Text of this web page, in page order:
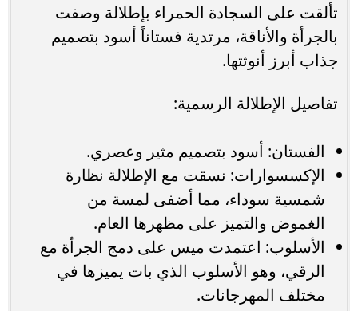
تألقت على السجادة الحمراء بإطلالة وصفت
بالجرأة والأناقة، مرتدية فستاناً أسود بتصميم
جذاب أبرز أنوثتها.
تفاصيل الإطلالة الرسمية:
الفستان: أسود بتصميم مثير وعصري.
الإكسسوارات: نسقت مع الإطلالة نظارة
شمسية سوداء، مما أضفى لمسة من
الغموض والتميز على مظهرها العام.
الأسلوب: اعتمدت ميس على دمج الجرأة مع
الرقي، وهو الأسلوب الذي بات يميزها في
مختلف المهرجانات.